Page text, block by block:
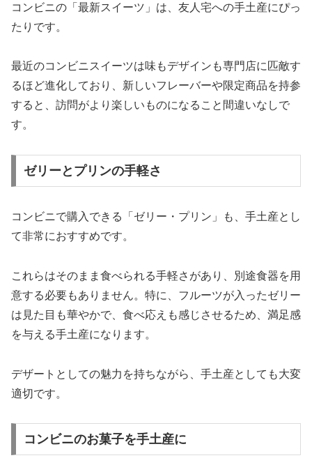
コンビニの「最新スイーツ」は、友人宅への手土産にぴっ
たりです。
最近のコンビニスイーツは味もデザインも専門店に匹敵す
るほど進化しており、新しいフレーバーや限定商品を持参
すると、訪問がより楽しいものになること間違いなしで
す。
ゼリーとプリンの手軽さ
コンビニで購入できる「ゼリー・プリン」も、手土産とし
て非常におすすめです。
これらはそのまま食べられる手軽さがあり、別途食器を用
意する必要もありません。特に、フルーツが入ったゼリー
は見た目も華やかで、食べ応えも感じさせるため、満足感
を与える手土産になります。
デザートとしての魅力を持ちながら、手土産としても大変
適切です。
コンビニのお菓子を手土産に